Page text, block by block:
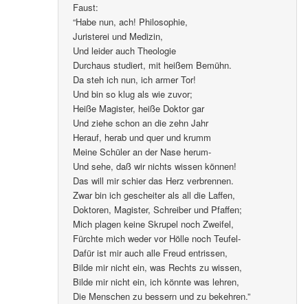
Faust:
“Habe nun, ach! Philosophie,
Juristerei und Medizin,
Und leider auch Theologie
Durchaus studiert, mit heißem Bemühn.
Da steh ich nun, ich armer Tor!
Und bin so klug als wie zuvor;
Heiße Magister, heiße Doktor gar
Und ziehe schon an die zehn Jahr
Herauf, herab und quer und krumm
Meine Schüler an der Nase herum-
Und sehe, daß wir nichts wissen können!
Das will mir schier das Herz verbrennen.
Zwar bin ich gescheiter als all die Laffen,
Doktoren, Magister, Schreiber und Pfaffen;
Mich plagen keine Skrupel noch Zweifel,
Fürchte mich weder vor Hölle noch Teufel-
Dafür ist mir auch alle Freud entrissen,
Bilde mir nicht ein, was Rechts zu wissen,
Bilde mir nicht ein, ich könnte was lehren,
Die Menschen zu bessern und zu bekehren.”